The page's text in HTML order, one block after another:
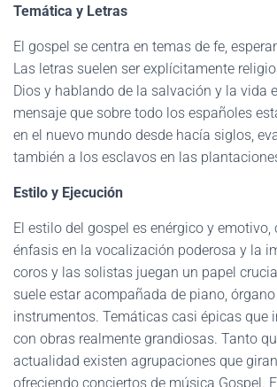
Temática y Letras
El gospel se centra en temas de fe,
Las letras suelen ser explícitamente
Dios y hablando de la salvación y la vida
mensaje que sobre todo los españoles
en el nuevo mundo desde hacía siglos,
también a los esclavos en las
Estilo y Ejecución
El estilo del gospel es enérgico y emotivo,
énfasis en la vocalización poderosa y la
coros y las solistas juegan un papel
suele estar acompañada de piano,
instrumentos. Temáticas casi épicas que
con obras realmente grandiosas. Tanto
actualidad existen agrupaciones que
ofreciendo conciertos de música Gospel.